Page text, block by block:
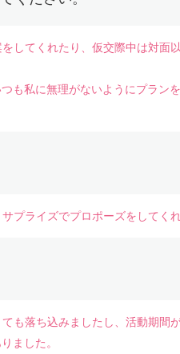
してくれたり、仮交際中は対面
も私に無理がないようにプラン
プライズでプロポーズをしてくれ
も落ち込みましたし、活動期間
ました。